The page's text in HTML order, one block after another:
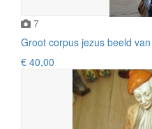
7
Groot corpus jezus beeld
€ 40,00